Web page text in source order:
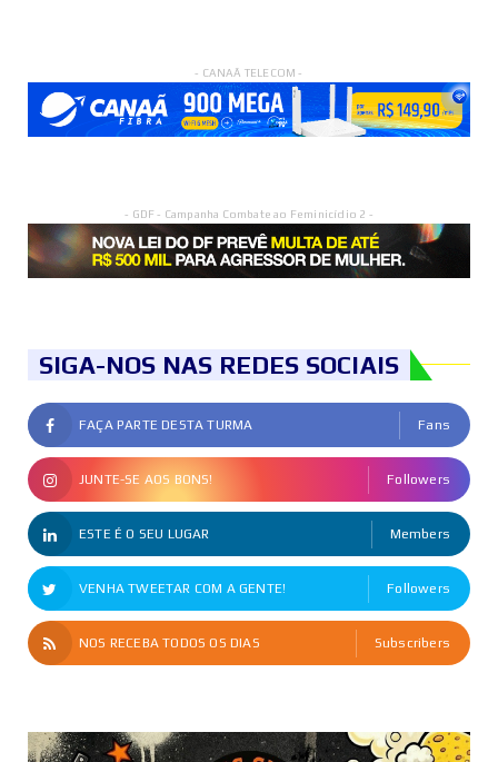
- CANAÃ TELECOM -
- GDF - Campanha Combate ao Feminicídio 2 -
SIGA-NOS NAS REDES SOCIAIS
FAÇA PARTE DESTA TURMA Fans
JUNTE-SE AOS BONS! Followers
ESTE É O SEU LUGAR Members
VENHA TWEETAR COM A GENTE! Followers
NOS RECEBA TODOS OS DIAS Subscribers